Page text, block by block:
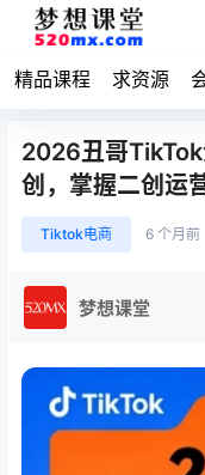
精品课程 求资源
2026丑哥
创，掌握二创运
Tiktok电商 6 个月前
梦想课堂